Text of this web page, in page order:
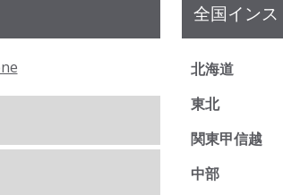
全国イン
北海道
東北
関東甲信越
中部